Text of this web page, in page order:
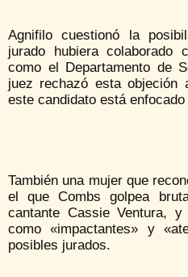
Agnifilo cuestionó la
jurado hubiera colaborado
como el Departamento de
juez rechazó esta objeción
este candidato está
También una mujer que
el que Combs golpea
cantante Cassie Ventura,
como «impactantes» y
posibles jurados.